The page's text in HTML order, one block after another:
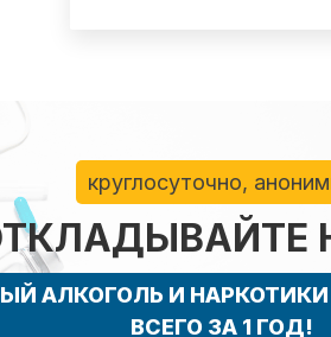
круглосуточно,
АЛКОГОЛЬ И НАРКОТИКИ
ВСЕГО ЗА 1 ГОД!